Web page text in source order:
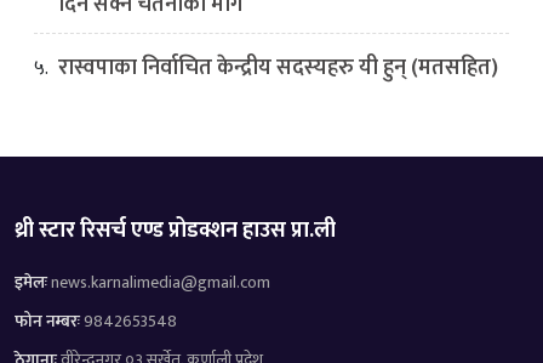
५. रास्वपाका निर्वाचित केन्द्रीय सदस्यहरु यी हुन् (मतसहित)
थ्री स्टार रिसर्च एण्ड प्रोडक्शन हाउस प्रा.ली
इमेलःnews.karnalimedia@gmail.com
फोन नम्बरः9842653548